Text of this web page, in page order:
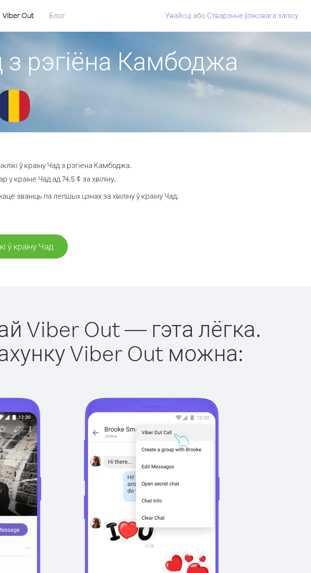
Viber Out Блог Увайсці або Стварэнне ўліковага запісу
з рэгіёна Камбоджа
ў краіну Чад з рэгіёна Камбоджа.
краіне Чад ад 74.5 ¢ за хвіліну.
званіць па лепшых цэнах за хвіліну ў краіну Чад.
ў краіну Чад
Viber Out — гэта лёгка.
Viber Out можна: